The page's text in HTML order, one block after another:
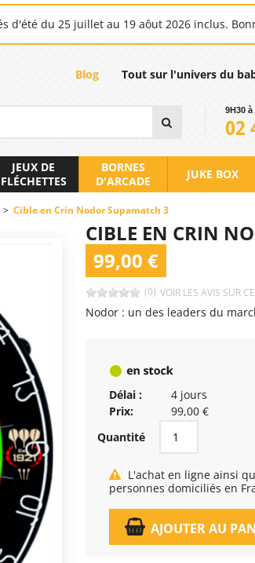
du 25 juillet au 19 aôut 2026 inclus.
Blog Tout sur l'univers du
9H30 à
02
JEUX DE
FLÉCHETTES
BORNES
D'ARCADE
JUKE BOX
> Cible en Crin Nodor Supamatch 3
CIBLE EN CRIN
99,00 €
(0) VOIR LES AVIS SUR
Nodor : un des leaders du
Délai :
4 jours
Prix:
99,00 €
Quantité
personnes domiciliés en
AJOUTER AU